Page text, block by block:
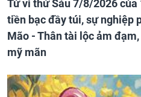
Tử vi thứ Sáu 7/8/2026 của
tiền bạc đầy túi, sự nghiệp
Mão - Thân tài lộc ảm
mỹ mãn